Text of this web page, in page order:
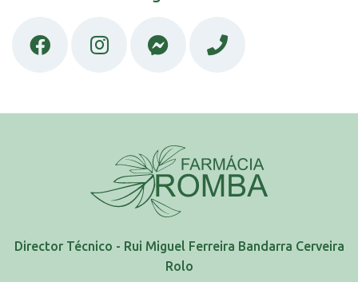
Director Técnico - Rui Miguel Ferreira Bandarra Cerveira
Rolo